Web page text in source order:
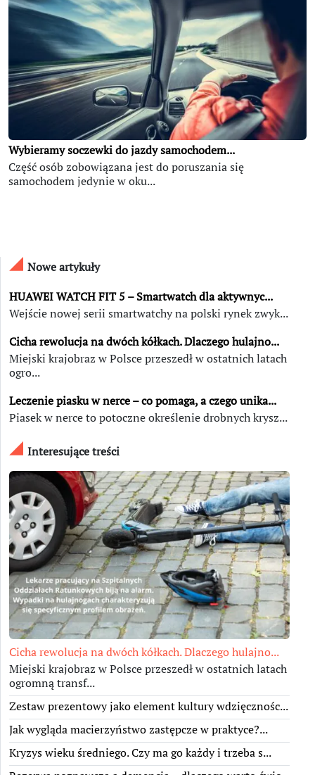
Wybieramy soczewki do jazdy samochodem...
Część osób zobowiązana jest do poruszania się
samochodem jedynie w oku...
Nowe artykuły
HUAWEI WATCH FIT 5 – Smartwatch dla aktywnyc...
Wejście nowej serii smartwatchy na polski rynek zwyk...
Cicha rewolucja na dwóch kółkach. Dlaczego hulajno...
Miejski krajobraz w Polsce przeszedł w ostatnich latach
ogro...
Leczenie piasku w nerce – co pomaga, a czego unika...
Piasek w nerce to potoczne określenie drobnych krysz...
Interesujące treści
Cicha rewolucja na dwóch kółkach. Dlaczego hulajno...
Miejski krajobraz w Polsce przeszedł w ostatnich latach
ogromną transf...
Zestaw prezentowy jako element kultury wdzięcznośc...
Jak wygląda macierzyństwo zastępcze w praktyce?...
Kryzys wieku średniego. Czy ma go każdy i trzeba s...